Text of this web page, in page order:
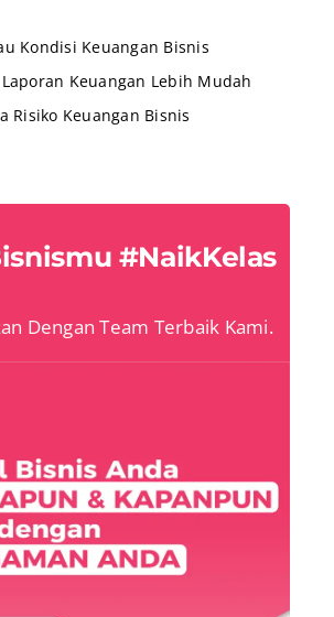
Kondisi Keuangan Bisnis
Keuangan Lebih Mudah
Risiko Keuangan Bisnis
#NaikKelas
Dengan Team Terbaik Kami.